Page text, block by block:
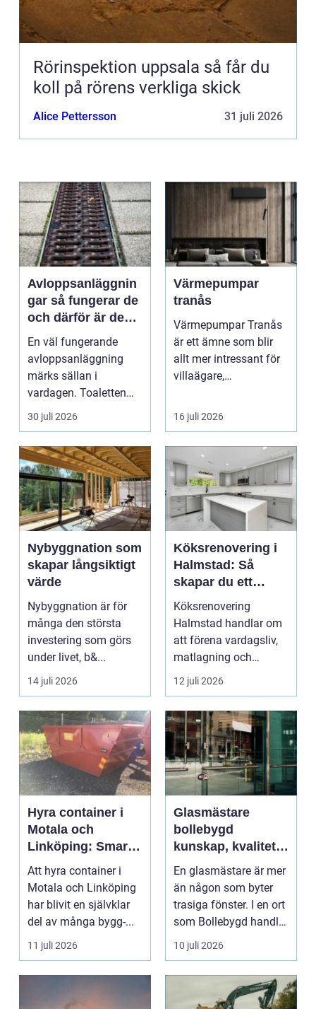
Rörinspektion uppsala så får du
koll på rörens verkliga skick
Alice Pettersson 31 juli 2026
Avloppsanläggnin
gar så fungerar de
och därför är de
viktigare än många
tror
En väl fungerande
avloppsanläggning
märks sällan i
vardagen. Toaletten
spolas, vattnet rinner
undan ...
30 juli 2026
Värmepumpar
tranås
Värmepumpar Tranås
är ett ämne som blir
allt mer intressant för
villaägare,
o...
16 juli 2026
Nybyggnation som
skapar långsiktigt
värde
Nybyggnation är för
många den största
investering som görs
under livet, b&...
14 juli 2026
Köksrenovering i
Halmstad: Så
skapar du ett
funktionellt och
trivsamt kök
Köksrenovering
Halmstad handlar om
att förena vardagsliv,
matlagning och
umgänge i et...
12 juli 2026
Hyra container i
Motala och
Linköping: Smart
avfallshantering
för projekt i alla
storlekar
Att hyra container i
Motala och Linköping
har blivit en självklar
del av många bygg-...
11 juli 2026
Glasmästare
bollebygd
kunskap, kvalitet
och smarta
glaslösningar
En glasmästare är mer
än någon som byter
trasiga fönster. I en ort
som Bollebygd handlar
yrket lika ...
10 juli 2026